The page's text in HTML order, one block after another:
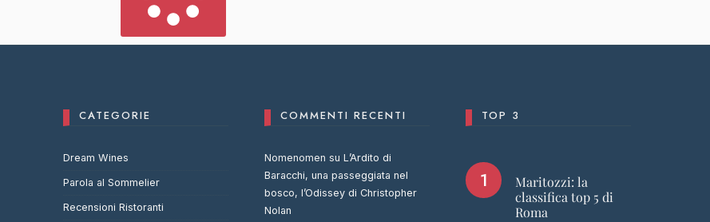
CATEGORIE
Dream Wines
Parola al Sommelier
Recensioni Ristoranti
COMMENTI RECENTI
Nomenomen su L’Ardito di
Baracchi, una passeggiata nel
bosco, l’Odissey di Christopher
Nolan
TOP 3
Maritozzi: la
classifica top 5 di
Roma